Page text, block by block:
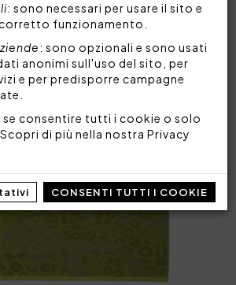
: sono necessari per usare il sito e
funzionamento.
: sono opzionali e sono usati
anonimi sull'uso del sito, per
e per predisporre campagne
se consentire tutti i cookie o solo
di più nella nostra Privacy
CONSENTI TUTTI I COOKIE